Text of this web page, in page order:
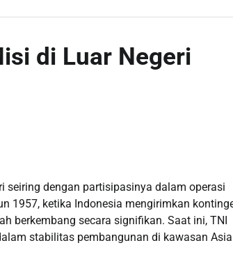
di Luar Negeri
seiring dengan partisipasinya dalam operasi
1957, ketika Indonesia mengirimkan
berkembang secara signifikan. Saat ini, TNI
stabilitas pembangunan di kawasan